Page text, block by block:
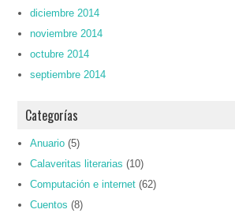
diciembre 2014
noviembre 2014
octubre 2014
septiembre 2014
Categorías
Anuario (5)
Calaveritas literarias (10)
Computación e internet (62)
Cuentos (8)